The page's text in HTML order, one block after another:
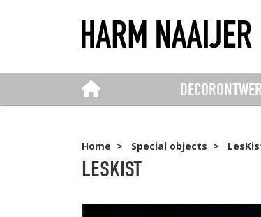
Home > Special objects >
LESKIST